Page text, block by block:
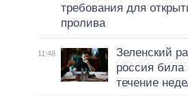
требования для
пролива
11:48
Зеленский
россия била
течение